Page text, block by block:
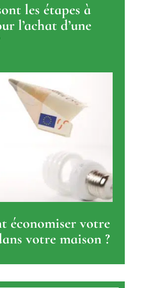
les étapes à
l’achat d’une
économiser votre
votre maison ?